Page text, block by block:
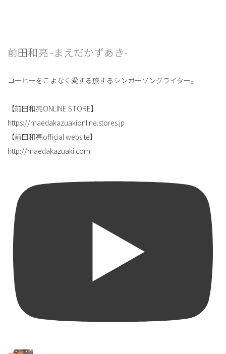
前田和亮 -まえだかずあき-
コーヒーをこよなく愛する旅するシンガーソングライター。
【前田和亮ONLINE STORE】
https://maedakazuakionline.stores.jp
【前田和亮official website】
http://maedakazuaki.com